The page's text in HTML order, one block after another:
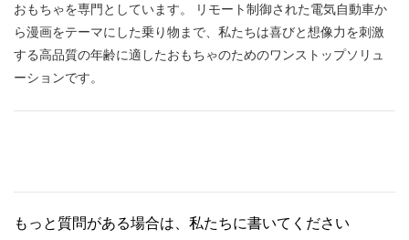
おもちゃを専門としています。 リモート制御された電気自動車か
ら漫画をテーマにした乗り物まで、私たちは喜びと想像力を刺激
する高品質の年齢に適したおもちゃのためのワンストップソリュ
ーションです。
もっと質問がある場合は、私たちに書いてください